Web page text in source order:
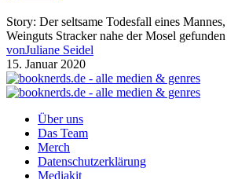
Story: Der seltsame Todesfall eines
Weinguts Stracker nahe der Mosel
vonJuliane Seidel
15. Januar 2020
Über uns
Das Team
Merch
Datenschutzerklärung
Mediakit